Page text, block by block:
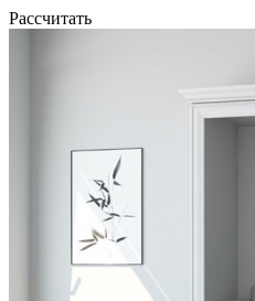
Рассчитать